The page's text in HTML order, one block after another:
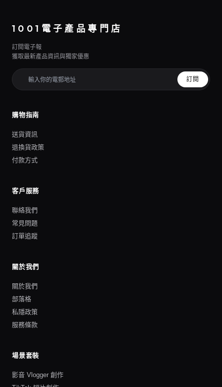
1001電子產品專門店
訂閱電子報
獲取最新產品資訊與獨家優惠
訂閱
購物指南
送貨資訊
退換貨政策
付款方式
客戶服務
聯絡我們
常見問題
訂單追蹤
關於我們
關於我們
部落格
私隱政策
服務條款
場景套裝
影音 Vlogger 創作